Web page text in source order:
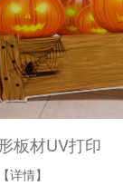
板材UV打印
【详情】